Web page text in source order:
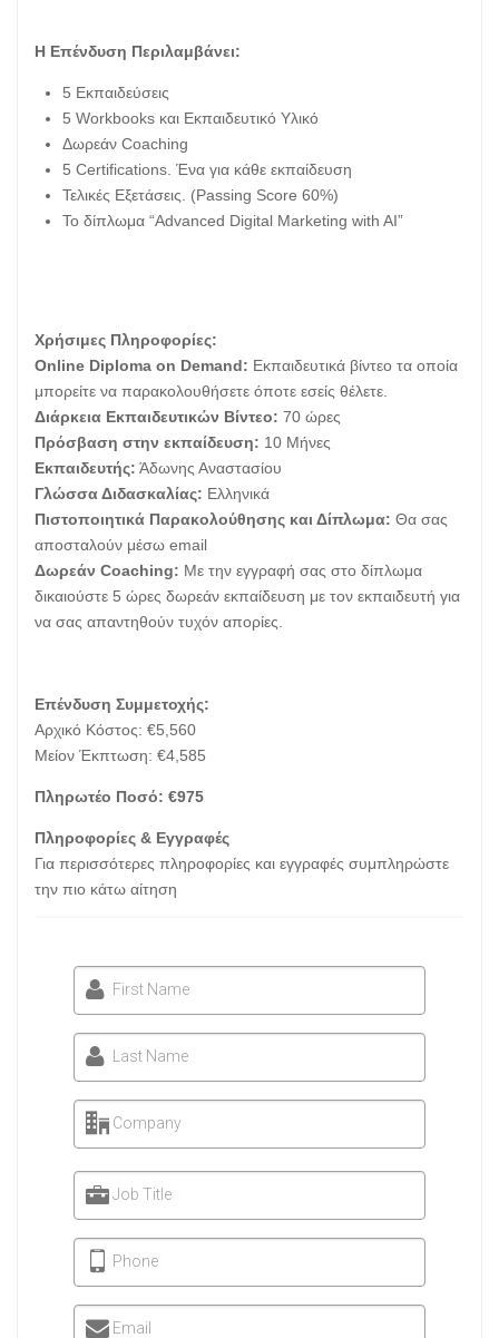
Η Επένδυση Περιλαμβάνει:
5 Εκπαιδεύσεις
5 Workbooks και Εκπαιδευτικό Υλικό
Δωρεάν Coaching
5 Certifications. Ένα για κάθε εκπαίδευση
Τελικές Εξετάσεις. (Passing Score 60%)
Το δίπλωμα “Advanced Digital Marketing with AI”
Χρήσιμες Πληροφορίες:
Online Diploma on Demand: Εκπαιδευτικά βίντεο τα οποία
μπορείτε να παρακολουθήσετε όποτε εσείς θέλετε.
Διάρκεια Εκπαιδευτικών Βίντεο: 70 ώρες
Πρόσβαση στην εκπαίδευση: 10 Μήνες
Εκπαιδευτής: Άδωνης Αναστασίου
Γλώσσα Διδασκαλίας: Ελληνικά
Πιστοποιητικά Παρακολούθησης και Δίπλωμα: Θα σας
αποσταλούν μέσω email
Δωρεάν Coaching: Με την εγγραφή σας στο δίπλωμα
δικαιούστε 5 ώρες δωρεάν εκπαίδευση με τον εκπαιδευτή για
να σας απαντηθούν τυχόν απορίες.
Επένδυση Συμμετοχής:
Αρχικό Κόστος: €5,560
Μείον Έκπτωση: €4,585
Πληρωτέο Ποσό: €975
Πληροφορίες & Εγγραφές
Για περισσότερες πληροφορίες και εγγραφές συμπληρώστε
την πιο κάτω αίτηση
First Name
Last Name
Company
Job Title
Phone
Email